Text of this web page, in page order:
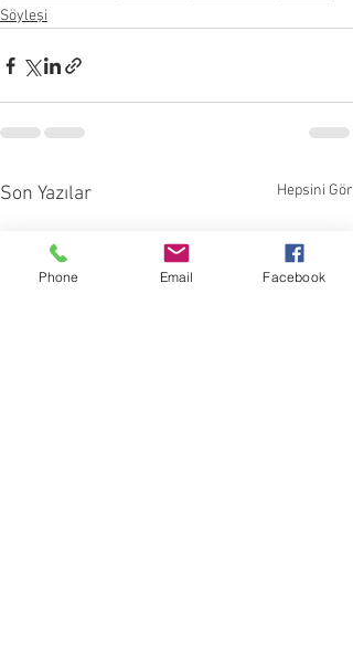
Söyleşi
Son Yazılar Hepsini Gör
Phone Email Facebook